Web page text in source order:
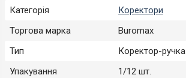
Категорія
Коректори
Торгова марка
Buromax
Тип
Коректор-ручка
Упакування
1/12 шт.